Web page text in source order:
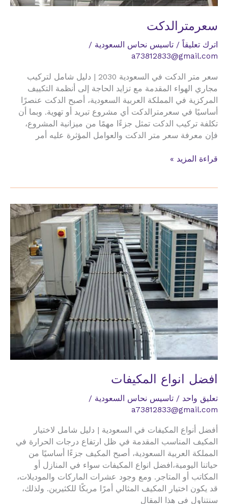
سعرمترالدكت
اترك تعليقاً / تاسيس نحاس السعودية /
a73812833@gmail.com
سعر متر الدكت في السعودية 2030 | دليل شامل لتركيب
مجاري الهواء المقدمة مع تزايد الحاجة إلى أنظمة التكييف
المركزية في المملكة العربية السعودية، أصبح الدكت عنصرًا
أساسيًا في سعرمترالدكت أي مشروع تبريد أو تهوية. وبما أن
تكلفة تركيب الدكت تمثل جزءًا مهمًا من ميزانية المشروع،
فإن معرفة سعر متر الدكت والعوامل المؤثرة عليه أمر
سعرمترالدكت
قراءة المزيد »
افضل انواع المكيفات
تعليق واحد / تاسيس نحاس السعودية /
a73812833@gmail.com
أفضل أنواع المكيفات في السعودية | دليل شامل لاختيار
المكيف المناسب المقدمة في ظل ارتفاع درجات الحرارة في
المملكة العربية السعودية، أصبح المكيف جزءًا أساسيًا من
حياتنا اليومية،افضل انواع المكيفات سواء في المنازل أو
المكاتب أو المتاجر. ومع وجود عشرات الماركات والموديلات،
قد يكون اختيار المكيف المثالي أمرًا مربكًا للكثيرين. ولذلك،
سنتناول في هذا المقال